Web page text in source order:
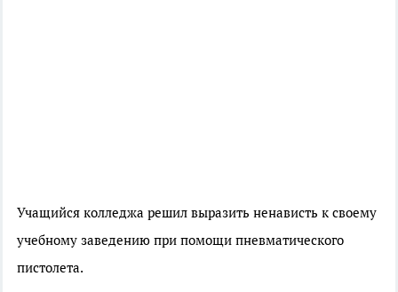
Учащийся колледжа решил выразить ненависть к своему
учебному заведению при помощи пневматического
пистолета.